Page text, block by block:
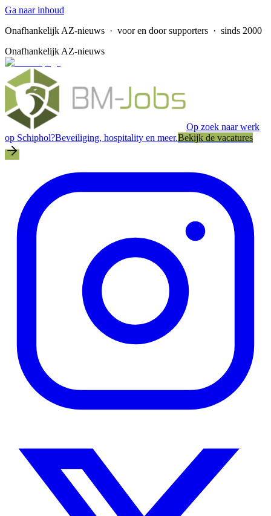
Ga naar inhoud
Onafhankelijk AZ-nieuws · voor en door supporters · sinds 2000
Onafhankelijk AZ-nieuws
Op zoek naar werk
op Schiphol?Beveiliging, hospitality en meer.Bekijk de vacatures